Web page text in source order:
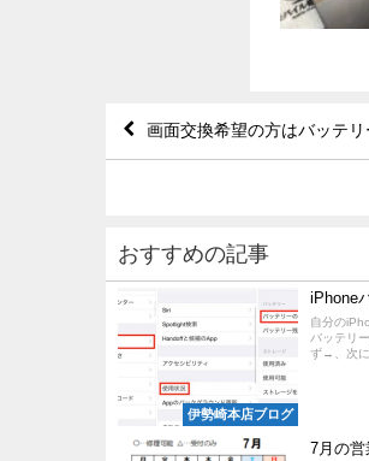
画面交換希望の方はバッテ
おすすめの記事
伊勢崎本店ブログ
iPhone
自分の
バッテリ
ず→、次に
7月の